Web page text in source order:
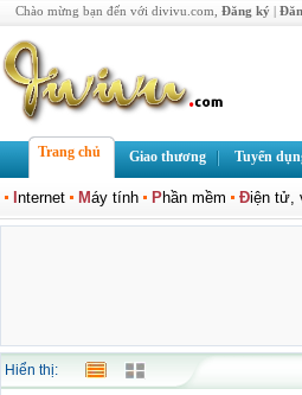
Chào mừng bạn đến với divivu.com, Đăng ký |
Trang chủ Giao thương Tuyển
nternet Máy tính Phần mềm Điện tử,
Hiển thị: